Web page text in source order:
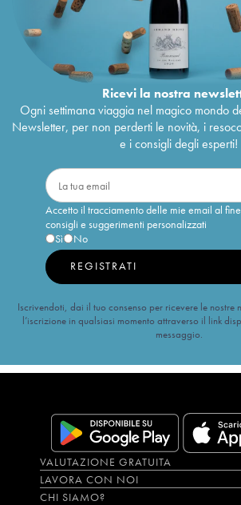
Ricevi la nostra
Ogni settimana viaggia nel magico mondo
Newsletter, per non perderti le novità, i
e i consigli degli esperti!
Accetto il tracciamento delle mie email al
consigli e suggerimenti personalizzati
Sì
No
REGISTRATI
Iscrivendoti, dai il tuo consenso per ricevere le nostre
l’iscrizione in qualsiasi momento attraverso il link
messaggio.
VALUTAZIONE GRATUITA
LAVORA CON NOI
CHI SIAMO?